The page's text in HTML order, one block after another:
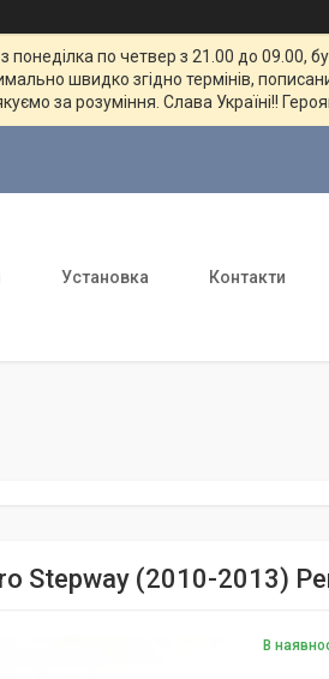
по четвер з 21.00 до 09.00,
швидко згідно термінів,
за розуміння. Слава Україні!!
Установка Контакти
Stepway (2010-2013)
В